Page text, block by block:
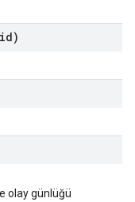
olay günlüğü